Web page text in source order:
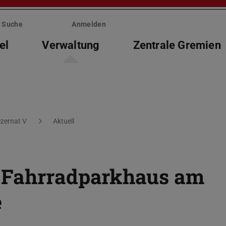
Suche Anmelden
Verwaltung Zentrale Gremien
V Aktuell
am